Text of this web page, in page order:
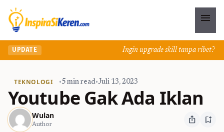
menu
UPDATE Ingin upgrade skill tanpa ribet?
TEKNOLOGI •5 min read•Juli 13, 2023
Youtube Gak Ada Iklan
Wulan
Author ios_share bookmark_add